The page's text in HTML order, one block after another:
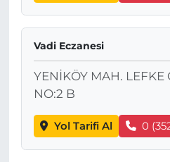
Vadi Eczanesi
YENİKÖY MAH. LEFKE
NO:2 B
Yol Tarifi Al 0